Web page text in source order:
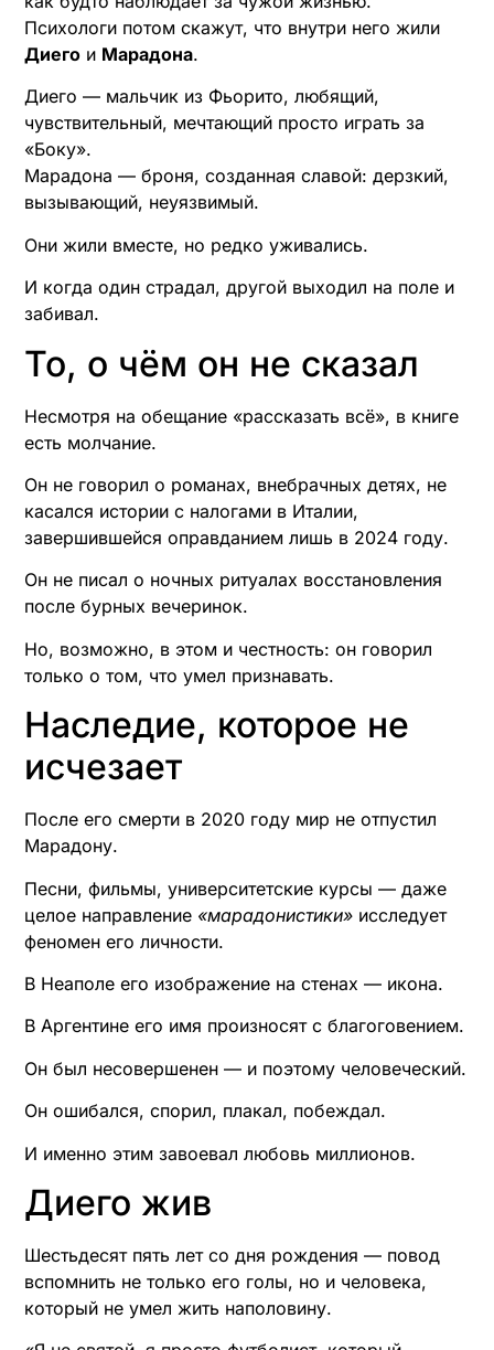
Психологи потом скажут, что внутри него жили
Диего и Марадона.
Диего — мальчик из Фьорито, любящий,
чувствительный, мечтающий просто играть за
«Боку».
Марадона — броня, созданная славой: дерзкий,
вызывающий, неуязвимый.
Они жили вместе, но редко уживались.
И когда один страдал, другой выходил на поле и
забивал.
То, о чём он не сказал
Несмотря на обещание «рассказать всё», в книге
есть молчание.
Он не говорил о романах, внебрачных детях, не
касался истории с налогами в Италии,
завершившейся оправданием лишь в 2024 году.
Он не писал о ночных ритуалах восстановления
после бурных вечеринок.
Но, возможно, в этом и честность: он говорил
только о том, что умел признавать.
Наследие, которое не
исчезает
После его смерти в 2020 году мир не отпустил
Марадону.
Песни, фильмы, университетские курсы — даже
целое направление «марадонистики» исследует
феномен его личности.
В Неаполе его изображение на стенах — икона.
В Аргентине его имя произносят с благоговением.
Он был несовершенен — и поэтому человеческий.
Он ошибался, спорил, плакал, побеждал.
И именно этим завоевал любовь миллионов.
Диего жив
Шестьдесят пять лет со дня рождения — повод
вспомнить не только его голы, но и человека,
который не умел жить наполовину.